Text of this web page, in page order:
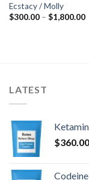
Ecstacy / Molly
$300.00 – $1,800.00
LATEST
$360.00